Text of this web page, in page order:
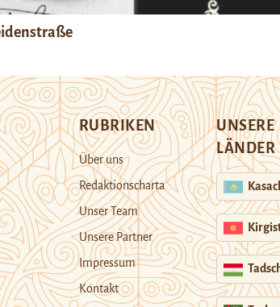
RUBRIKEN
Über uns
Redaktionscharta
Unser Team
Unsere Partner
Impressum
Kontakt
UNSERE
LÄNDER